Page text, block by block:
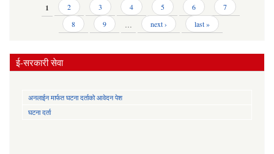
Pages1 2 3 4 5 6
7
8
9 … next › last »
ई-सरकारी सेवा
अनलाईन मार्फत घटना दर्ताको आवेदन पेश
घटना दर्ता